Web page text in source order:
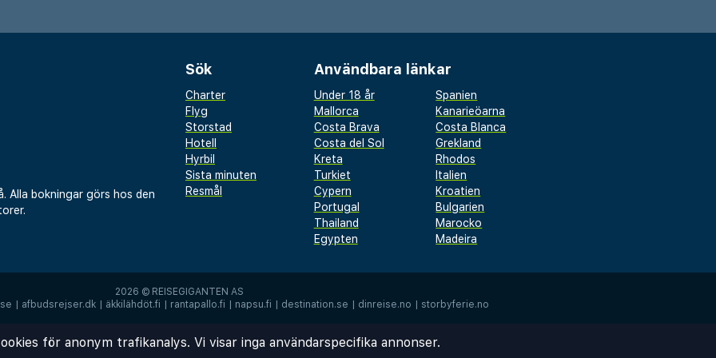
som erbjuder ett
alternativ. Hotellets
den inbjudande
av med en kaffe eller
hålla sig aktiva finns
avkopplande
bastu.
plats och
om du besöker för
Alla bokningar görs hos den
Sök
Charter
Flyg
Storstad
Hotell
Hyrbil
Sista minuten
Resmål
Användbara länkar
Under 18 år
Spanien
Mallorca
Kanarieöarna
Costa Brava
Costa Blanca
Costa del Sol
Grekland
Kreta
Rhodos
Turkiet
Italien
Cypern
Kroatien
Portugal
Bulgarien
Thailand
Marocko
Egypten
Madeira
2026 © REISEGIGANTEN AS
afbudsrejser.dk äkkilähdöt.fi rantapallo.fi napsu.fi destination.se dinreise.no storbyferie.no
för anonym trafikanalys. Vi visar inga användarspecifika annonser.